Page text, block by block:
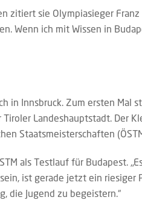
zitiert sie Olympiasieger Franz
Wenn ich mit Wissen in
in Innsbruck. Zum ersten Mal
Landeshauptstadt. Der
Staatsmeisterschaften
als Testlauf für Budapest.
ist gerade jetzt ein riesiger
die Jugend zu begeistern.“